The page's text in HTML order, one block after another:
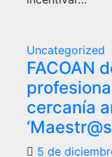
Uncategorized
FACOAN
cercanía
5 de